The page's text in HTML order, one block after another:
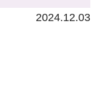
2024.12.03